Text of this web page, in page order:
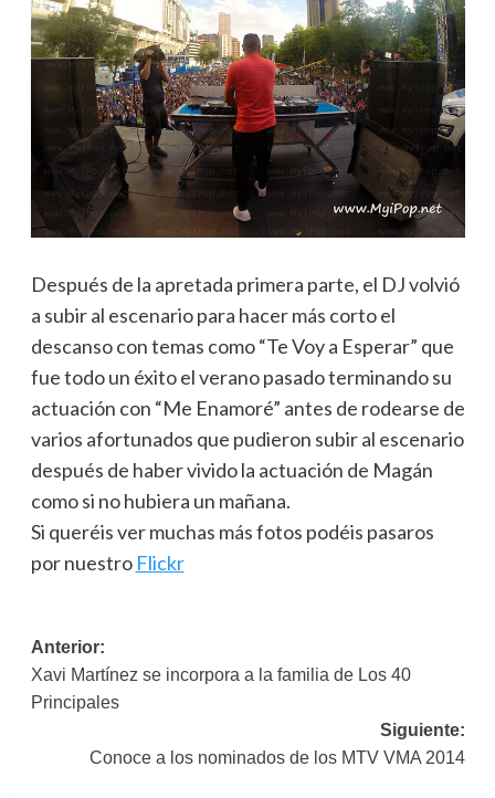
Después de la apretada primera parte, el DJ volvió
a subir al escenario para hacer más corto el
descanso con temas como “Te Voy a Esperar” que
fue todo un éxito el verano pasado terminando su
actuación con “Me Enamoré” antes de rodearse de
varios afortunados que pudieron subir al escenario
después de haber vivido la actuación de Magán
como si no hubiera un mañana.
Si queréis ver muchas más fotos podéis pasaros
por nuestro Flickr
Navegación
de
entradas
Anterior:
Xavi Martínez se incorpora a la familia de Los 40
Principales
Siguiente:
Conoce a los nominados de los MTV VMA 2014